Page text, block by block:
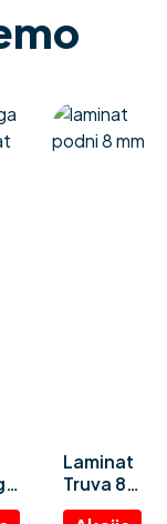
Laminat
Truva 8
mm